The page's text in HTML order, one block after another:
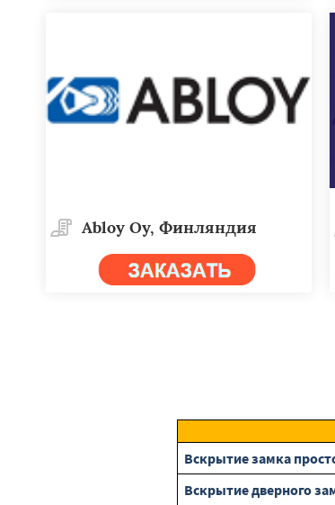
Abloy Oy, Финляндия
Вскрытие замка
Вскрытие дверного